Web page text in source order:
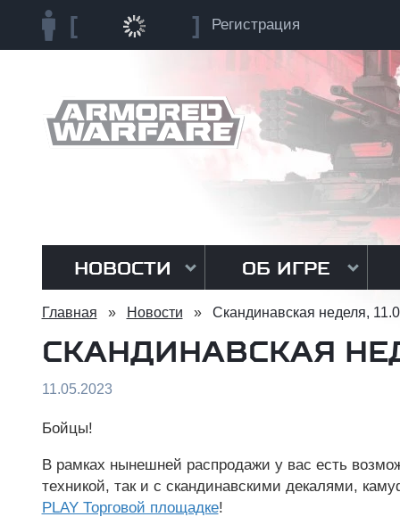
Регистрация
НОВОСТИ ОБ ИГРЕ
Главная » Новости » Скандинавская неделя,
СКАНДИНАВСКАЯ
11.05.2023
Бойцы!
В рамках нынешней распродажи у вас есть
техникой, так и с скандинавскими декалями,
PLAY Торговой площадке!